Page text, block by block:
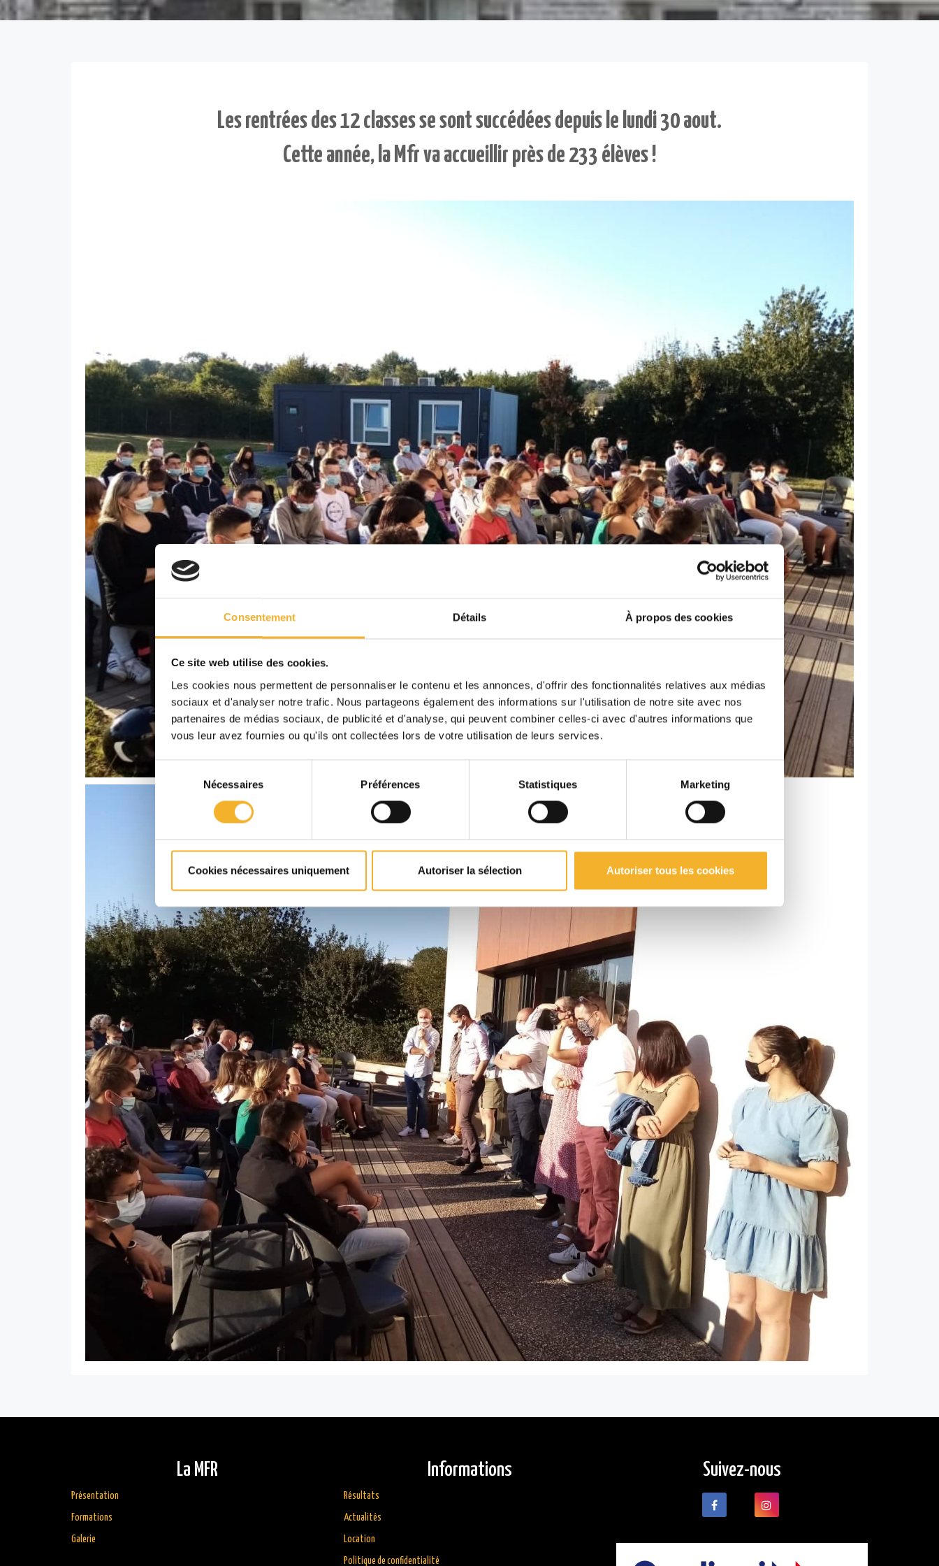
Consentement Détails À propos des cookies
Ce site web utilise des cookies.
Les cookies nous permettent de personnaliser le contenu et les annonces, d'offrir des fonctionnalités relatives aux médias
sociaux et d'analyser notre trafic. Nous partageons également des informations sur l'utilisation de notre site avec nos
partenaires de médias sociaux, de publicité et d'analyse, qui peuvent combiner celles-ci avec d'autres informations que
vous leur avez fournies ou qu'ils ont collectées lors de votre utilisation de leurs services.
du
consentement
Nécessaires Préférences Statistiques Marketing
Cookies nécessaires uniquement Autoriser la sélection Autoriser tous les cookies
Les rentrées des 12 classes se sont succédées depuis le lundi 30 aout.
Cette année, la Mfr va accueillir près de 233 élèves !
La MFR
Présentation
Formations
Galerie
Informations
Résultats
Actualités
Location
Politique de confidentialité
Suivez-nous